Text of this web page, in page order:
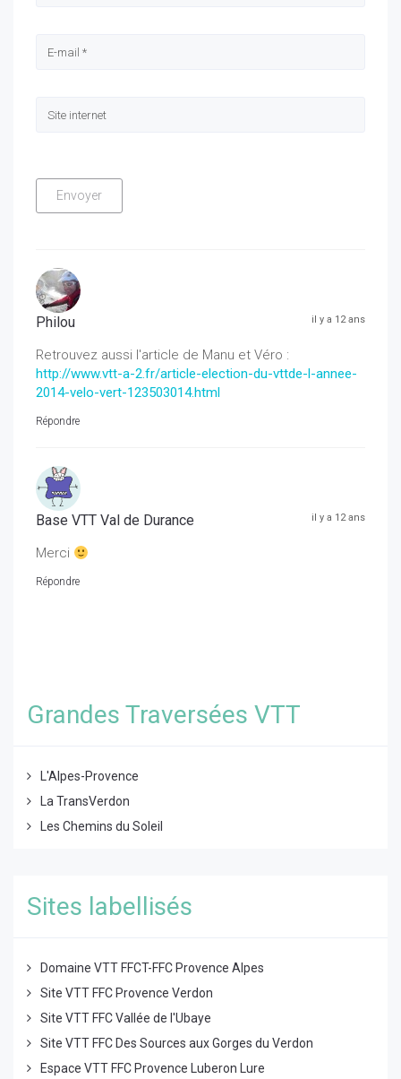
Philou il y a 12 ans
Retrouvez aussi l'article de Manu et Véro :
http://www.vtt-a-2.fr/article-election-du-vttde-l-annee-
2014-velo-vert-123503014.html
Répondre
Base VTT Val de Durance il y a 12 ans
Merci
Répondre
Grandes Traversées VTT
L'Alpes-Provence
La TransVerdon
Les Chemins du Soleil
Sites labellisés
Domaine VTT FFCT-FFC Provence Alpes
Site VTT FFC Provence Verdon
Site VTT FFC Vallée de l'Ubaye
Site VTT FFC Des Sources aux Gorges du Verdon
Espace VTT FFC Provence Luberon Lure